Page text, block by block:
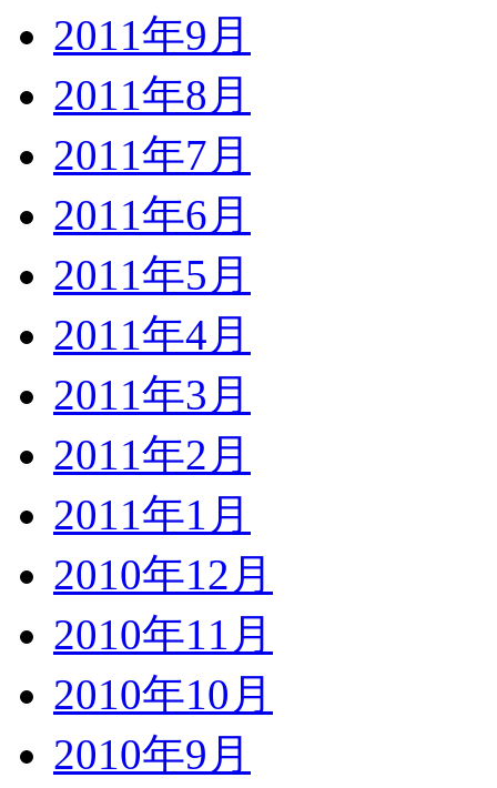
2011年9月
2011年8月
2011年7月
2011年6月
2011年5月
2011年4月
2011年3月
2011年2月
2011年1月
2010年12月
2010年11月
2010年10月
2010年9月